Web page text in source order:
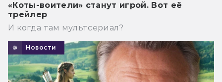
«Коты-воители» станут игрой. Вот её
трейлер
И когда там мультсериал?
Новости